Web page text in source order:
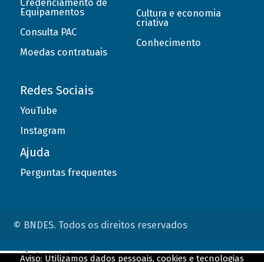
Credenciamento de
Equipamentos
Consulta PAC
Moedas contratuais
Cultura e economia
criativa
Conhecimento
Redes Sociais
YouTube
Instagram
Ajuda
Perguntas frequentes
© BNDES. Todos os direitos reservados
Aviso: Utilizamos dados pessoais, cookies e tecnologias
ConteÃºdo complementar